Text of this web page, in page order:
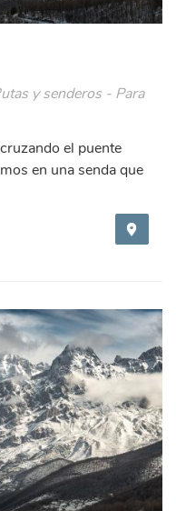
y senderos - Para
el puente
en una senda que